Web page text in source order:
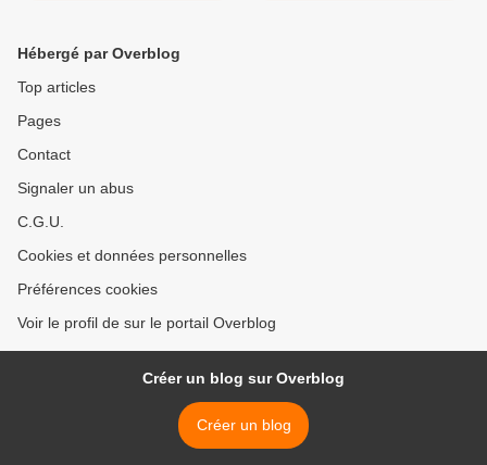
beaucoup
Hébergé par Overblog
Top articles
Pages
Contact
Signaler un abus
C.G.U.
Cookies et données personnelles
Préférences cookies
Voir le profil de sur le portail Overblog
Créer un blog sur Overblog
Créer un blog